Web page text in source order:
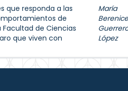
que responda a las
de
de Ciencias
que viven con
María
Berenice
López